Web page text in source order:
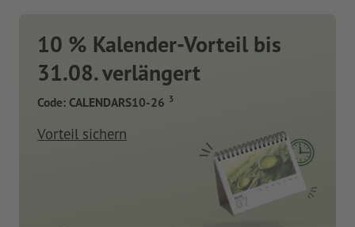
10 % Kalender-Vorteil bis
31.08. verlängert
Code: CALENDARS10-26 3
Vorteil sichern